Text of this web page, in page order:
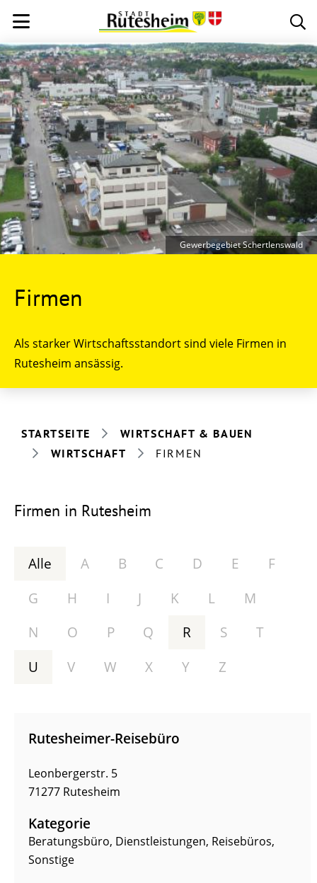
Firmen
Als starker Wirtschaftsstandort sind viele Firmen in
Rutesheim ansässig.
Gewerbegebiet Schertlenswald
STARTSEITE
WIRTSCHAFT & BAUEN
WIRTSCHAFT
FIRMEN
Firmen in Rutesheim
Alle A B C D E
F
G
H I J K L
M
N
O P Q R S
T
U
V W X Y Z
Rutesheimer-Reisebüro
Leonbergerstr. 5
71277 Rutesheim
Kategorie
Beratungsbüro, Dienstleistungen, Reisebüros,
Sonstige